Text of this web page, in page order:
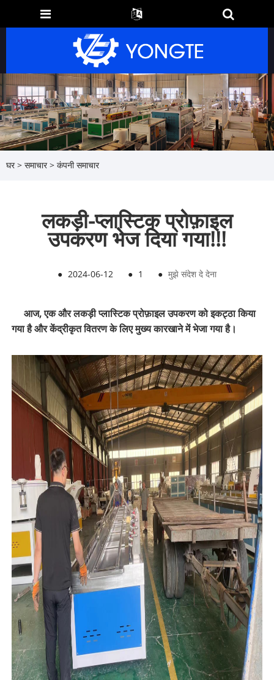
घर > समाचार> कंपनी समाचार
लकड़ी-प्लास्टिक प्रोफ़ाइल
उपकरण भेज दिया गया!!!
● 2024-06-12 ● 1 ● मुझे संदेश दे देना
आज, एक और लकड़ी प्लास्टिक प्रोफ़ाइल उपकरण को इकट्ठा किया
गया है और केंद्रीकृत वितरण के लिए मुख्य कारखाने में भेजा गया है।